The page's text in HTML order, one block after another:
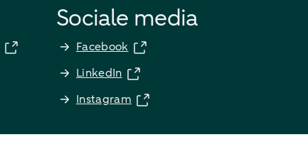
Sociale media
Facebook
LinkedIn
Instagram